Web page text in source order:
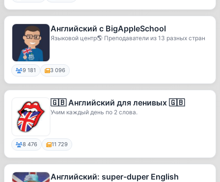
Английский с BigAppleSchool
Языковой центр🌎 Преподаватели из 13 разных стран
9 181 3 096
🇬🇧 Английский для ленивых 🇬🇧
Учим каждый день по 2 слова.
8 476 11 729
Английский: super-duper English